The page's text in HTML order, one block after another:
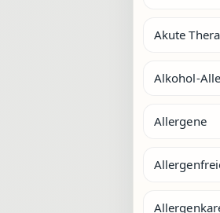
Akute
Alkohol-
Allergene